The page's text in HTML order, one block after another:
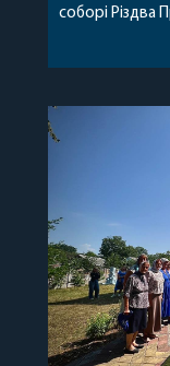
соборі Різдва
Його
священному
особливі